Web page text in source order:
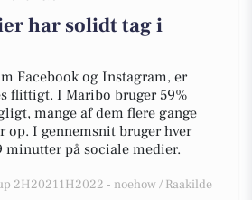
har solidt tag i
Facebook og Instagram, er
flittigt. I Maribo bruger 59%
mange af dem flere gange
op. I gennemsnit bruger hver
minutter på sociale medier.
2H20211H2022 - noehow / Raakilde